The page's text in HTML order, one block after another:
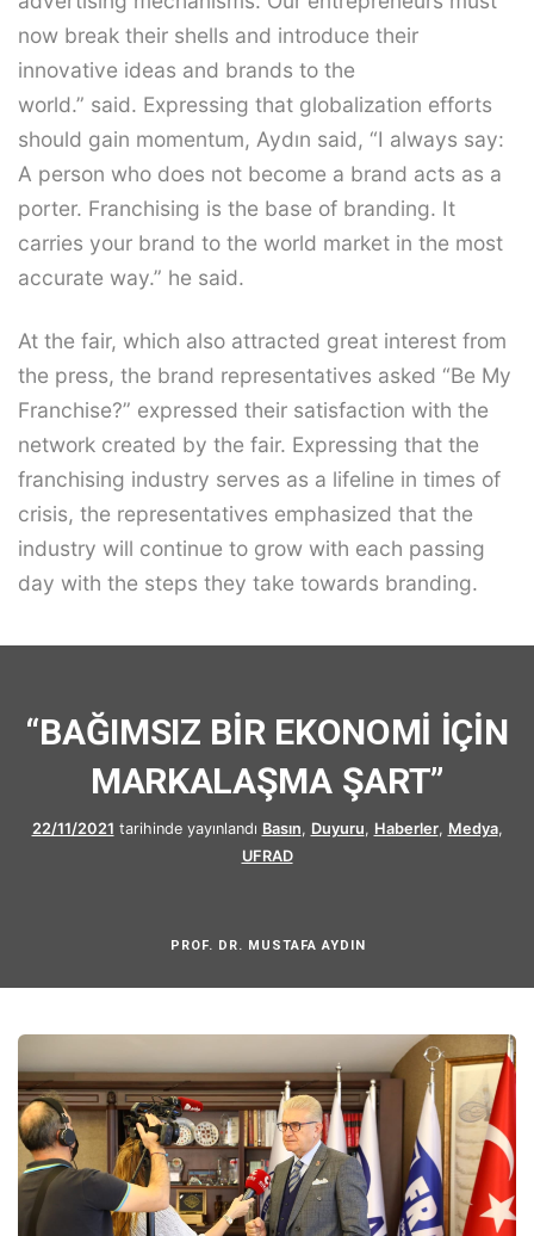
now break their shells and introduce their
innovative ideas and brands to the
world.” said. Expressing that globalization efforts
should gain momentum, Aydın said, “I always say:
A person who does not become a brand acts as a
porter. Franchising is the base of branding. It
carries your brand to the world market in the most
accurate way.” he said.
At the fair, which also attracted great interest from
the press, the brand representatives asked “Be My
Franchise?” expressed their satisfaction with the
network created by the fair. Expressing that the
franchising industry serves as a lifeline in times of
crisis, the representatives emphasized that the
industry will continue to grow with each passing
day with the steps they take towards branding.
“BAĞIMSIZ BİR EKONOMİ İÇİN
MARKALAŞMA ŞART”
22/11/2021 tarihinde yayınlandı Basın, Duyuru, Haberler, Medya,
UFRAD
PROF. DR. MUSTAFA AYDIN